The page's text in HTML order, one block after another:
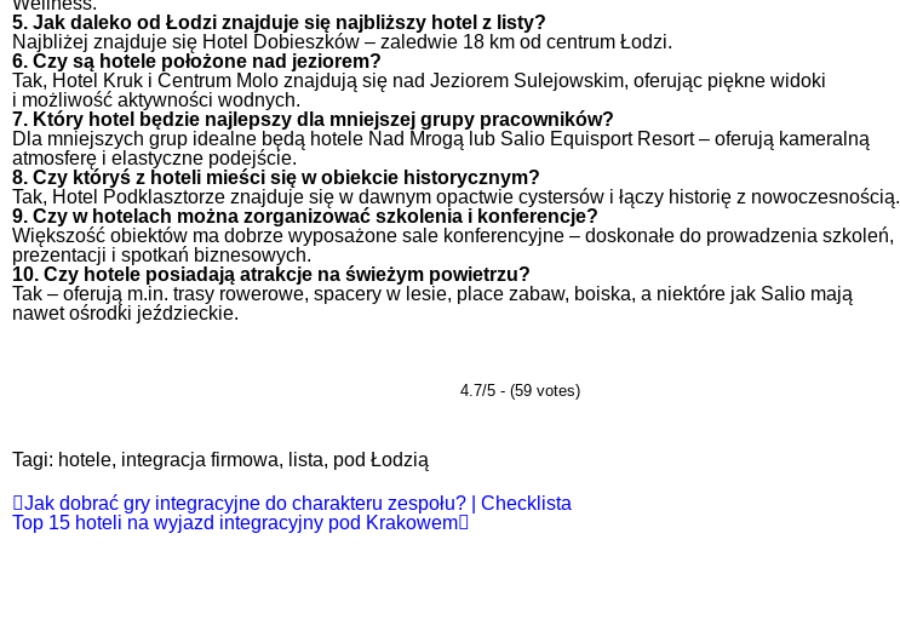
5. Jak daleko od Łodzi znajduje się najbliższy hotel z listy?
Najbliżej znajduje się Hotel Dobieszków – zaledwie 18 km od centrum Łodzi.
6. Czy są hotele położone nad jeziorem?
Tak, Hotel Kruk i Centrum Molo znajdują się nad Jeziorem Sulejowskim, oferując piękne widoki
i możliwość aktywności wodnych.
7. Który hotel będzie najlepszy dla mniejszej grupy pracowników?
Dla mniejszych grup idealne będą hotele Nad Mrogą lub Salio Equisport Resort – oferują kameralną
atmosferę i elastyczne podejście.
8. Czy któryś z hoteli mieści się w obiekcie historycznym?
Tak, Hotel Podklasztorze znajduje się w dawnym opactwie cystersów i łączy historię z nowoczesnością.
9. Czy w hotelach można zorganizować szkolenia i konferencje?
Większość obiektów ma dobrze wyposażone sale konferencyjne – doskonałe do prowadzenia szkoleń,
prezentacji i spotkań biznesowych.
10. Czy hotele posiadają atrakcje na świeżym powietrzu?
Tak – oferują m.in. trasy rowerowe, spacery w lesie, place zabaw, boiska, a niektóre jak Salio mają
nawet ośrodki jeździeckie.
4.7/5 - (59 votes)
Tagi: hotele, integracja firmowa, lista, pod Łodzią
Jak dobrać gry integracyjne do charakteru zespołu? | Checklista
Top 15 hoteli na wyjazd integracyjny pod Krakowem